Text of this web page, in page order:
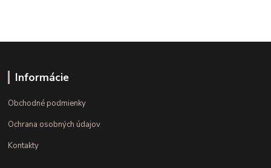
Informácie
Obchodné podmienky
Ochrana osobných údajov
Kontakty